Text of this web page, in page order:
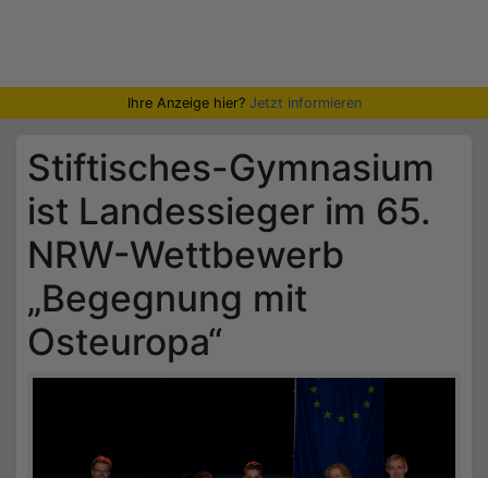
Ihre Anzeige hier? Jetzt informieren
Stiftisches-Gymnasium
ist Landessieger im 65.
NRW-Wettbewerb
„Begegnung mit
Osteuropa“